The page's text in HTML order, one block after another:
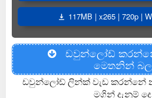
117MB | x265 | 720p |
ඩවුන්ලෝඩ්
මෙතනින්
ඩවුන්ලෝඩ් ලින්ක් වැඩ කරන්නේ
මගින් දැනුම්